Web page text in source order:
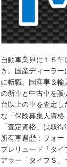
自動車業界に１５
き。国産ディーラ
に転職。国産車＆
の新車と中古車を販
台以上の車を査定
な「保険募集人資
「査定資格」は取得
所有車遍歴：フォ
プレリュード「タ
アラー「タイプＳ